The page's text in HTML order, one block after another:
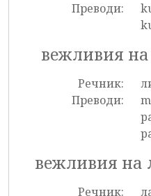
Преводи:
вежливия на
Речник:
Преводи:
вежливия на
Речник: